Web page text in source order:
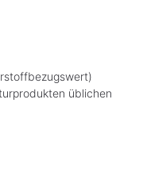
üblichen